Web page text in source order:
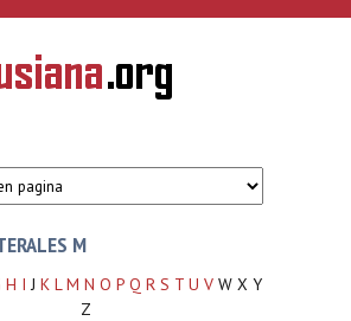
gaan
M
H I J K L M N O P Q R S T U V W X Y
Z